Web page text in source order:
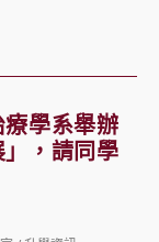
療學系舉辦
」，請同學